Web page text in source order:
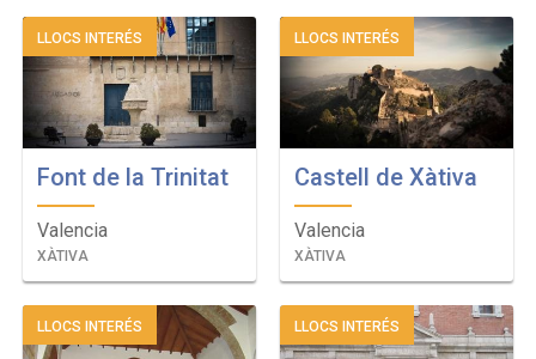
LLOCS INTERÉS
Font de la Trinitat
Valencia
XÀTIVA
LLOCS INTERÉS
Castell de Xàtiva
Valencia
XÀTIVA
LLOCS INTERÉS LLOCS INTERÉS